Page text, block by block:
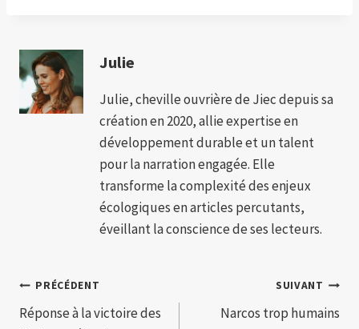
Julie
Julie, cheville ouvrière de Jiec depuis sa
création en 2020, allie expertise en
développement durable et un talent
pour la narration engagée. Elle
transforme la complexité des enjeux
écologiques en articles percutants,
éveillant la conscience de ses lecteurs.
Navigation
PRÉCÉDENT
Réponse à la victoire des
SUIVANT
Narcos trop humains